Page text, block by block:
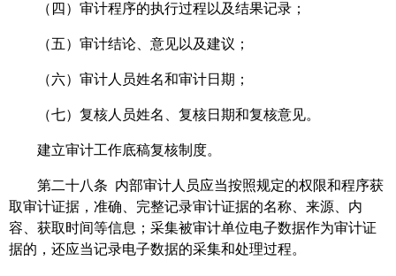
（四）审计程序的执行过程以及结果记录；
（五）审计结论、意见以及建议；
（六）审计人员姓名和审计日期；
（七）复核人员姓名、复核日期和复核意见。
建立审计工作底稿复核制度。
第二十八条 内部审计人员应当按照规定的权限和程序获
取审计证据，准确、完整记录审计证据的名称、来源、内
容、获取时间等信息；采集被审计单位电子数据作为审计证
据的，还应当记录电子数据的采集和处理过程。